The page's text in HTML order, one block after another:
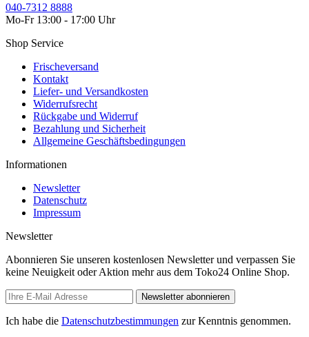
040-7312 8888
Mo-Fr 13:00 - 17:00 Uhr
Shop Service
Frischeversand
Kontakt
Liefer- und Versandkosten
Widerrufsrecht
Rückgabe und Widerruf
Bezahlung und Sicherheit
Allgemeine Geschäftsbedingungen
Informationen
Newsletter
Datenschutz
Impressum
Newsletter
Abonnieren Sie unseren kostenlosen Newsletter und verpassen Sie
keine Neuigkeit oder Aktion mehr aus dem Toko24 Online Shop.
Newsletter abonnieren
Ich habe die Datenschutzbestimmungen zur Kenntnis genommen.